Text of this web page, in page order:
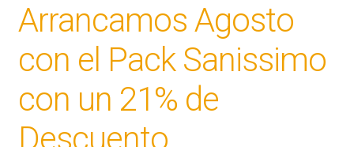
Arrancamos Agosto
con el Pack Sanissimo
con un 21% de
Descuento